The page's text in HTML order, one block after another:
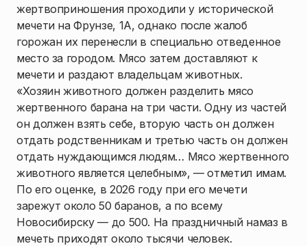
жертвоприношения проходили у исторической
мечети на Фрунзе, 1А, однако после жалоб
горожан их перенесли в специально отведенное
место за городом. Мясо затем доставляют к
мечети и раздают владельцам животных.
«Хозяин животного должен разделить мясо
жертвенного барана на три части. Одну из частей
он должен взять себе, вторую часть он должен
отдать родственникам и третью часть он должен
отдать нуждающимся людям… Мясо жертвенного
животного является целебным», — отметил имам.
По его оценке, в 2026 году при его мечети
зарежут около 50 баранов, а по всему
Новосибирску — до 500. На праздничный намаз в
мечеть приходят около тысячи человек.